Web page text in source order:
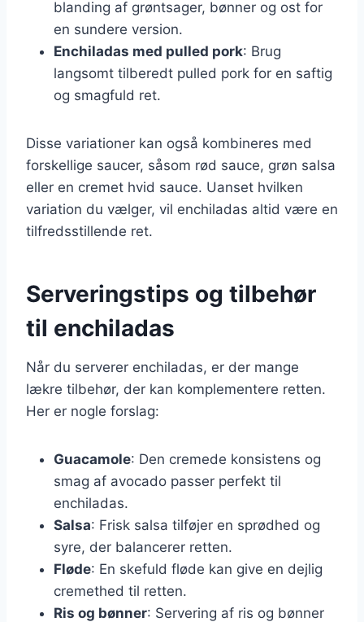
blanding af grøntsager, bønner og ost for
en sundere version.
Enchiladas med pulled pork: Brug
langsomt tilberedt pulled pork for en saftig
og smagfuld ret.
Disse variationer kan også kombineres med
forskellige saucer, såsom rød sauce, grøn salsa
eller en cremet hvid sauce. Uanset hvilken
variation du vælger, vil enchiladas altid være en
tilfredsstillende ret.
Serveringstips og tilbehør
til enchiladas
Når du serverer enchiladas, er der mange
lækre tilbehør, der kan komplementere retten.
Her er nogle forslag:
Guacamole: Den cremede konsistens og
smag af avocado passer perfekt til
enchiladas.
Salsa: Frisk salsa tilføjer en sprødhed og
syre, der balancerer retten.
Fløde: En skefuld fløde kan give en dejlig
cremethed til retten.
Ris og bønner: Servering af ris og bønner